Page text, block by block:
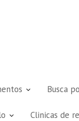
Busca
Clinicas de